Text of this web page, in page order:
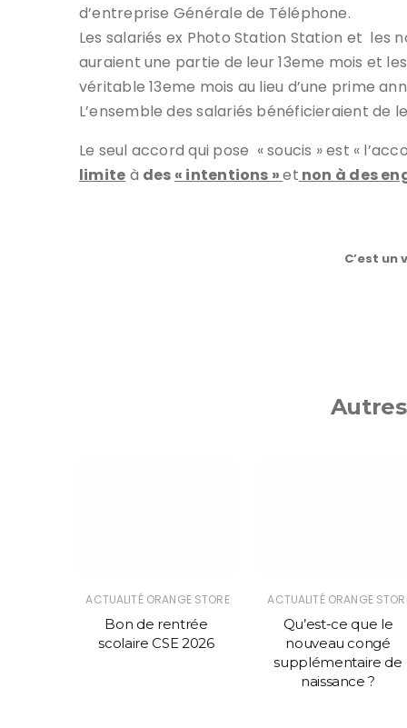
d’entreprise Générale de Téléphone.
Les salariés ex Photo Station Station et les
auraient une partie de leur 13eme mois et
véritable 13eme mois au lieu d’une prime
L’ensemble des salariés bénéficieraient de
Le seul accord qui pose « soucis » est «
limite à des « intentions »et non à des
C’est
ACTUALITÉ ORANGE STORE
Bon de rentrée
scolaire CSE 2026
ACTUALITÉ ORANGE
Qu’est-ce que le
nouveau congé
supplémentaire de
naissance ?